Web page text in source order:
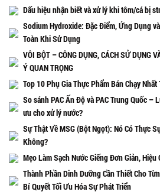
Dấu hiệu nhận biết và xử lý khi tôm/cá bị
Sodium Hydroxide: Đặc Điểm, Ứng Dụng
Toàn Khi Sử Dụng
VÔI BỘT – CÔNG DỤNG, CÁCH SỬ DỤNG
Ý QUAN TRỌNG
Top 10 Phụ Gia Thực Phẩm Bán Chạy
So sánh PAC Ấn Độ và PAC Trung Quốc –
ưu cho xử lý nước?
Sự Thật Về MSG (Bột Ngọt): Nó Có Thực
Không?
Mẹo Làm Sạch Nước Giếng Đơn Giản, Hiệu
Thành Phần Dinh Dưỡng Cần Thiết Cho
Bí Quyết Tối Ưu Hóa Sự Phát Triển